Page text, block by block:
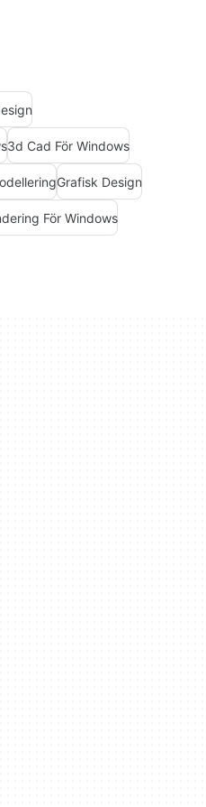
3d Cad För Windows
Grafisk Design
För Windows